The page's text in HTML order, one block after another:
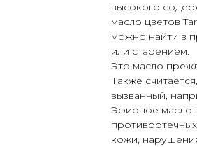
высокого
масло цветов
можно найти в
или старением.
Это масло
Также
вызванный,
Эфирное масло
кожи,